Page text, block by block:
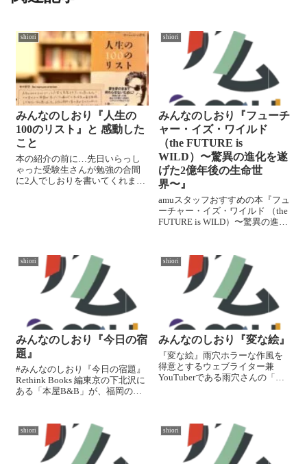
shiori
みんなのしおり『人生の
100のリスト』と 感動した
こと
本の紹介の前に…先日いらっし
ゃった受験生さんが勉強の合間
に2人でしおりを書いてくれまし
shiori
みんなのしおり『フューチ
ャー・イズ・ワイルド
（the FUTURE is
WILD）〜驚異の進化を遂
げた2億年後の生命世
界〜』
amuスタッフおすすめの本『フュ
ーチャー・イズ・ワイルド （the
FUTURE is WILD）〜驚異の進化
アダムス松井孝典監修、土屋晶
子訳この本は地球の生物の進化
を次の2億年に...
shiori
みんなのしおり『今日の宿
題』
#みんなのしおり『今日の宿題』
Rethink Books 編東京の下北沢に
ある「本屋B&B」が、福岡の天
黒板には「今日の宿題」という
名の320もの問いかけが掲示され
shiori
みんなのしおり『変な絵』
『変な絵』雨穴ホラーな作風を
得意とするウェブライター兼
YouTuberである雨穴さんの「変
ときの心理学的な側面も興味深
いです。...
shiori shiori